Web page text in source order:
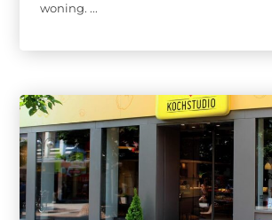
woning. ...